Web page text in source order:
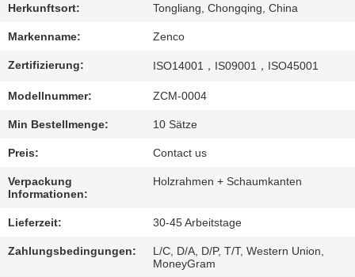
BITTE
UM
EIN
ANGEBOT
SITEMAP
DATENSCHUTZ-
BESTIMMUNGEN
Herkunftsort: Tongliang, Chongqing, China
Markenname: Zenco
Zertifizierung: ISO14001，IS09001，ISO45001
Modellnummer: ZCM-0004
Min Bestellmenge: 10 Sätze
Preis: Contact us
Verpackung
Informationen:
Holzrahmen + Schaumkanten
Lieferzeit: 30-45 Arbeitstage
Zahlungsbedingungen:
L/C, D/A, D/P, T/T, Western Union,
MoneyGram